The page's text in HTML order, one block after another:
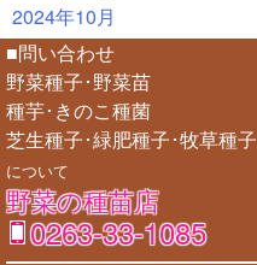
2024年10月
■問い合わせ
野菜種子･野菜苗
種芋･きのこ種菌
芝生種子･緑肥種子･牧草種子
について
野菜の種苗店
0263-33-1085